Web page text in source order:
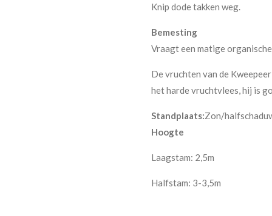
Knip dode takken weg.
Bemesting
Vraagt een matige
De vruchten van de
het harde vruchtvlees, hij is
Standplaats:Zon/
Hoogte
Laagstam: 2,5m
Halfstam: 3-3,5m